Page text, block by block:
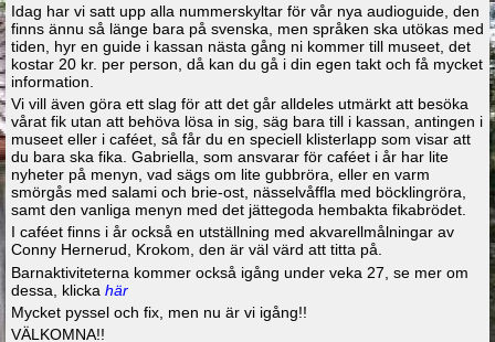
Idag har vi satt upp alla nummerskyltar för vår nya audioguide, den
finns ännu så länge bara på svenska, men språken ska utökas med
tiden, hyr en guide i kassan nästa gång ni kommer till museet, det
kostar 20 kr. per person, då kan du gå i din egen takt och få mycket
information.
Vi vill även göra ett slag för att det går alldeles utmärkt att besöka
vårat fik utan att behöva lösa in sig, säg bara till i kassan, antingen i
museet eller i caféet, så får du en speciell klisterlapp som visar att
du bara ska fika. Gabriella, som ansvarar för caféet i år har lite
nyheter på menyn, vad sägs om lite gubbröra, eller en varm
smörgås med salami och brie-ost, nässelvåffla med böcklingröra,
samt den vanliga menyn med det jättegoda hembakta fikabrödet.
I caféet finns i år också en utställning med akvarellmålningar av
Conny Hernerud, Krokom, den är väl värd att titta på.
Barnaktiviteterna kommer också igång under veka 27, se mer om
dessa, klicka här
Mycket pyssel och fix, men nu är vi igång!!
VÄLKOMNA!!